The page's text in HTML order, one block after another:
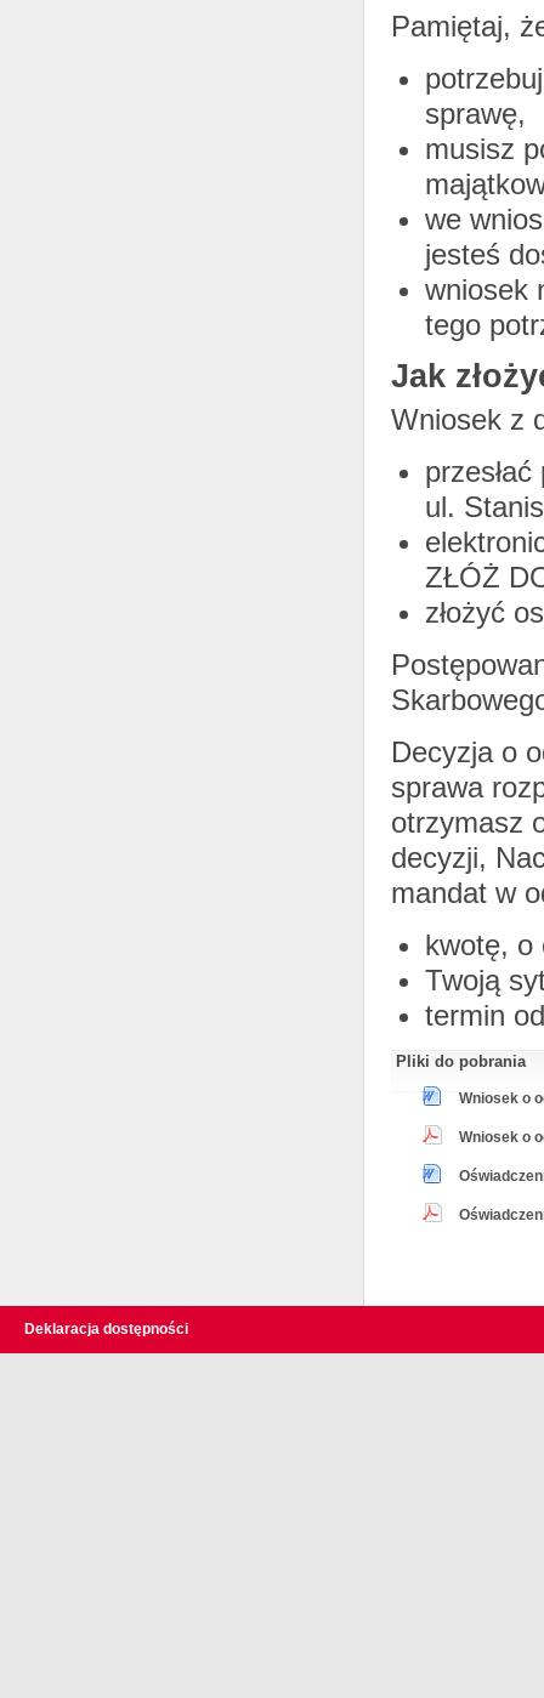
Pamiętaj,
sprawę,
musisz
we
jesteś
wniosek
tego
Jak
Wniosek z
ul.
ZŁÓŻ
złożyć
Decyzja o
sprawa
otrzymasz
decyzji,
mandat w
kwotę, o
Twoją
termin
Pliki do pobrania
Wniosek o
Wniosek o
Deklaracja dostępności